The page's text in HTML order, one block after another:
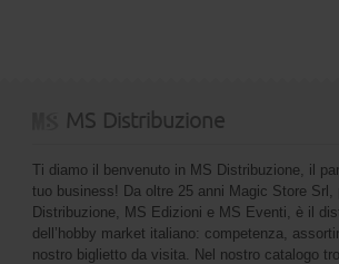
MS Distribuzione
Ti diamo il benvenuto in MS Distribuzione, il
tuo business! Da oltre 25 anni Magic Store Srl,
Distribuzione, MS Edizioni e MS Eventi, è il
dell’hobby market italiano: competenza,
nostro biglietto da visita. Nel nostro catalogo